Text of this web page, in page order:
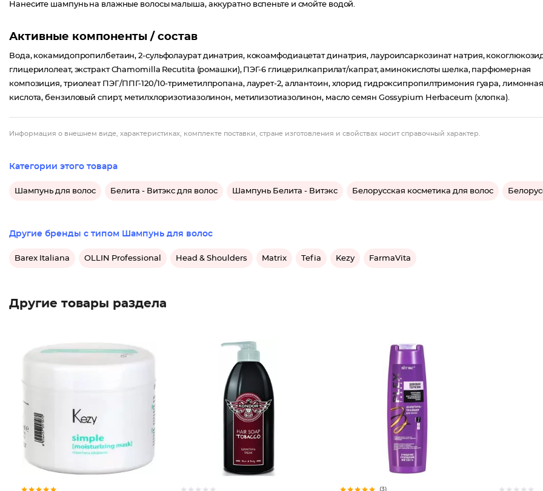
Нанесите шампунь на влажные волосы малыша, аккуратно вспеньте и смойте водой.
Активные компоненты / состав
Вода, кокамидопропилбетаин, 2-сульфолаурат динатрия, кокоамфодиацетат динатрия, лауроилсаркозинат натрия,
глицерилолеат, экстракт Chamomilla Recutita (ромашки), ПЭГ-6 глицерилкаприлат/капрат, аминокислоты шелка, парфюмерная
композиция, триолеат ПЭГ/ППГ-120/10-триметилпропана, лаурет-2, аллантоин, хлорид гидроксипропилтримония гуара,
кислота, бензиловый спирт, метилхлоризотиазолинон, метилизотиазолинон, масло семян Gossypium Herbaceum (хлопка).
Информация о внешнем виде, характеристиках, комплекте поставки, стране изготовления и свойствах носит справочный характер.
Категории этого товара
Шампунь для волос Белита - Витэкс для волос Шампунь Белита - Витэкс Белорусская косметика для волос
Другие бренды с типом Шампунь для волос
Barex Italiana OLLIN Professional Head & Shoulders Matrix Tefia Kezy FarmaVita
Другие товары раздела
(3)